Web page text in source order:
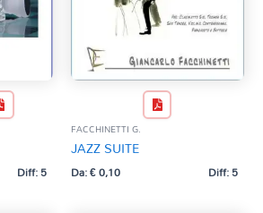
Diff: 5
FACCHINETTI G.
JAZZ SUITE
Da:€0,10 Diff: 5